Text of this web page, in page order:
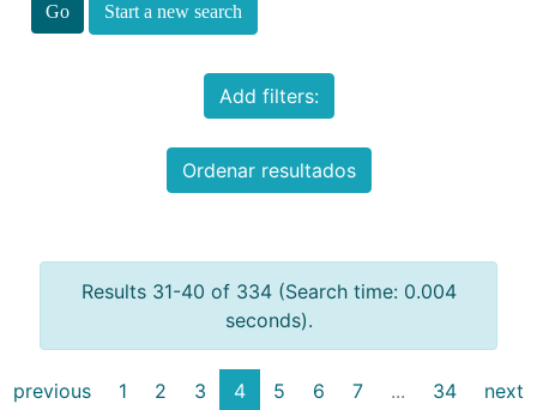
Start a new search
Add filters:
Ordenar resultados
Results 31-40 of 334 (Search time: 0.004
seconds).
previous 1 2 3 4 5 6 7 ... 34 next